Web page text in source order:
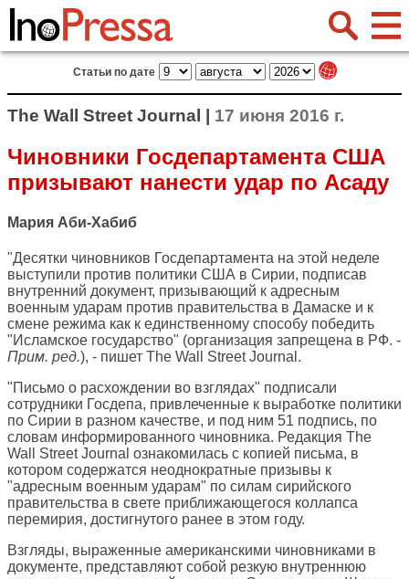
Статьи по дате
The Wall Street Journal | 17 июня 2016 г.
Чиновники Госдепартамента США
призывают нанести удар по Асаду
Мария Аби-Хабиб
"Десятки чиновников Госдепартамента на этой неделе
выступили против политики США в Сирии, подписав
внутренний документ, призывающий к адресным
военным ударам против правительства в Дамаске и к
смене режима как к единственному способу победить
"Исламское государство" (организация запрещена в РФ. -
Прим. ред.), - пишет The Wall Street Journal .
"Письмо о расхождении во взглядах" подписали
сотрудники Госдепа, привлеченные к выработке политики
по Сирии в разном качестве, и под ним 51 подпись, по
словам информированного чиновника. Редакция The
Wall Street Journal ознакомилась с копией письма, в
котором содержатся неоднократные призывы к
"адресным военным ударам" по силам сирийского
правительства в свете приближающегося коллапса
перемирия, достигнутого ранее в этом году.
Взгляды, выраженные американскими чиновниками в
документе, представляют собой резкую внутреннюю